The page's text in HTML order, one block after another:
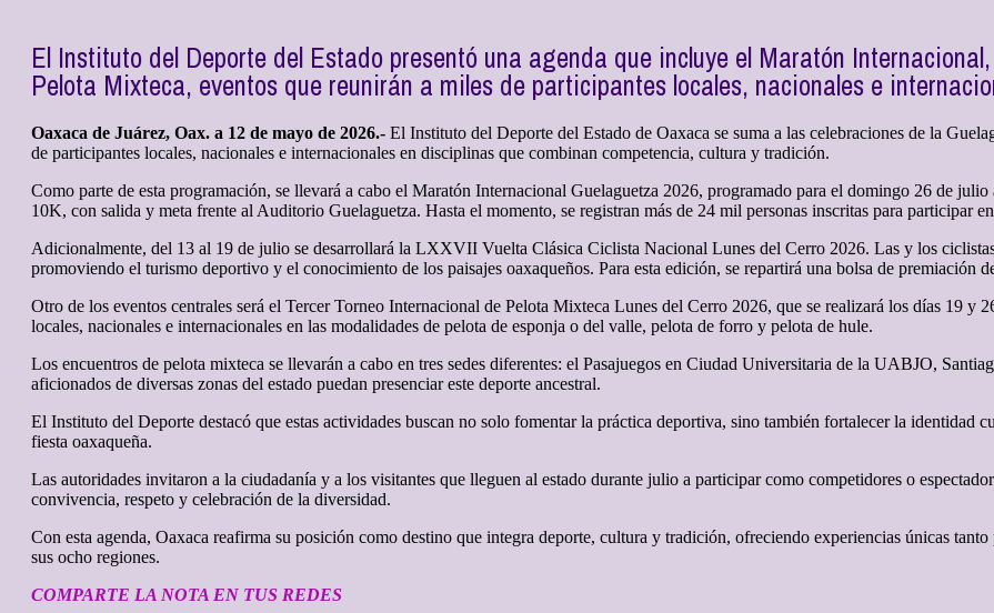
El Instituto del Deporte del Estado presentó una agenda que incluye el Maratón
Pelota Mixteca, eventos que reunirán a miles de participantes locales, nacionales e
Oaxaca de Juárez, Oax. a 12 de mayo de 2026.- El Instituto del Deporte del Estado de Oaxaca se suma a las celebraciones de la
de participantes locales, nacionales e internacionales en disciplinas que combinan competencia, cultura y tradición.
Como parte de esta programación, se llevará a cabo el Maratón Internacional Guelaguetza 2026, programado para el domingo 26 de
10K, con salida y meta frente al Auditorio Guelaguetza. Hasta el momento, se registran más de 24 mil personas inscritas para participar
Adicionalmente, del 13 al 19 de julio se desarrollará la LXXVII Vuelta Clásica Ciclista Nacional Lunes del Cerro 2026. Las y los
promoviendo el turismo deportivo y el conocimiento de los paisajes oaxaqueños. Para esta edición, se repartirá una bolsa de premiación
Otro de los eventos centrales será el Tercer Torneo Internacional de Pelota Mixteca Lunes del Cerro 2026, que se realizará los días 19 y
locales, nacionales e internacionales en las modalidades de pelota de esponja o del valle, pelota de forro y pelota de hule.
Los encuentros de pelota mixteca se llevarán a cabo en tres sedes diferentes: el Pasajuegos en Ciudad Universitaria de la UABJO,
aficionados de diversas zonas del estado puedan presenciar este deporte ancestral.
El Instituto del Deporte destacó que estas actividades buscan no solo fomentar la práctica deportiva, sino también fortalecer la identidad
fiesta oaxaqueña.
Las autoridades invitaron a la ciudadanía y a los visitantes que lleguen al estado durante julio a participar como competidores o
convivencia, respeto y celebración de la diversidad.
Con esta agenda, Oaxaca reafirma su posición como destino que integra deporte, cultura y tradición, ofreciendo experiencias únicas
sus ocho regiones.
COMPARTE LA NOTA EN TUS REDES